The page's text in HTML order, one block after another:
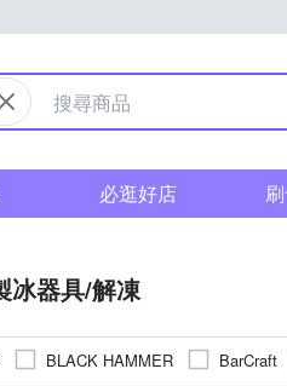
必逛好店
冰器具/解凍
BLACK HAMMER BarCraft